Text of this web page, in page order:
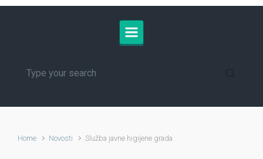
Home Novosti Služba javne higijene grada